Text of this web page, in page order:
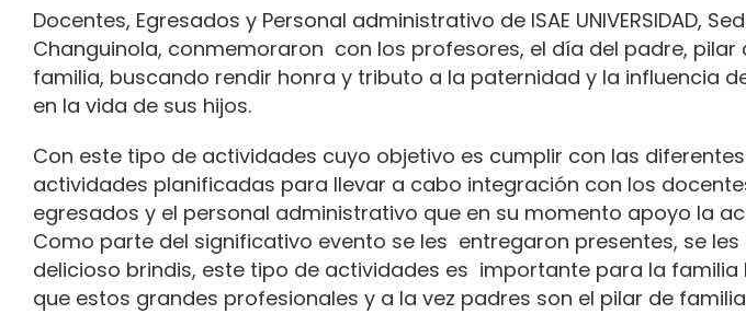
Docentes, Egresados y Personal administrativo de ISAE UNIVERSIDAD,
Changuinola, conmemoraron con los profesores, el día del padre, pilar
familia, buscando rendir honra y tributo a la paternidad y la influencia
en la vida de sus hijos.
Con este tipo de actividades cuyo objetivo es cumplir con las diferentes
actividades planificadas para llevar a cabo integración con los
egresados y el personal administrativo que en su momento apoyo la
Como parte del significativo evento se les entregaron presentes, se les
delicioso brindis, este tipo de actividades es importante para la familia
que estos grandes profesionales y a la vez padres son el pilar de